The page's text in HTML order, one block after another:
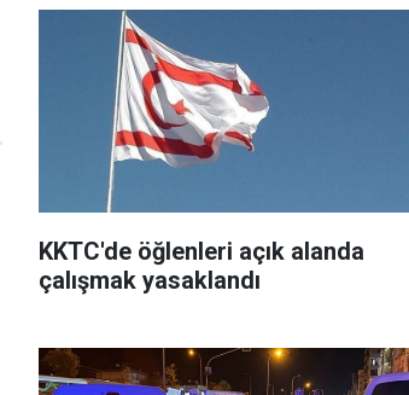
KKTC'de öğlenleri açık alanda
çalışmak yasaklandı